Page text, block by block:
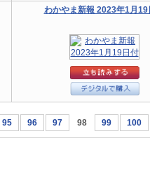
わかやま新報 2023年1月19
95 96 97 98 99 100